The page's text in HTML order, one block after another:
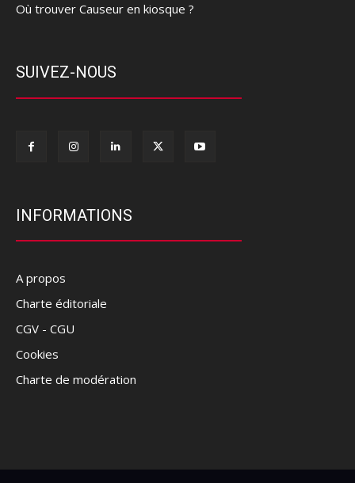
Où trouver Causeur en kiosque ?
SUIVEZ-NOUS
INFORMATIONS
A propos
Charte éditoriale
CGV - CGU
Cookies
Charte de modération